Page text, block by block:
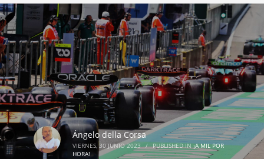
Ángelo della Corsa
VIERNES, 30 JUNIO 2023 / PUBLISHED IN¡A MIL POR
HORA!